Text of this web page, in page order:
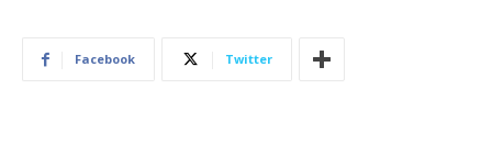
Facebook Twitter